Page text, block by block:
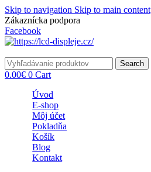
Skip to navigation Skip to main content
Zákaznícka podpora
Facebook
Search
0.00€ 0 Cart
Úvod
E-shop
Môj účet
Pokladňa
Košík
Blog
Kontakt